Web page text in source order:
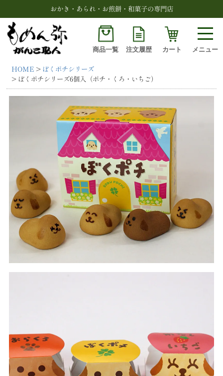
おかき・あられ・お煎餅・和菓子の専門店
商品一覧 注文履歴 カート メニュー
HOME
ぼくポチシリーズ
ぼくポチシリーズ6個入（ポチ・くろ・いちご）